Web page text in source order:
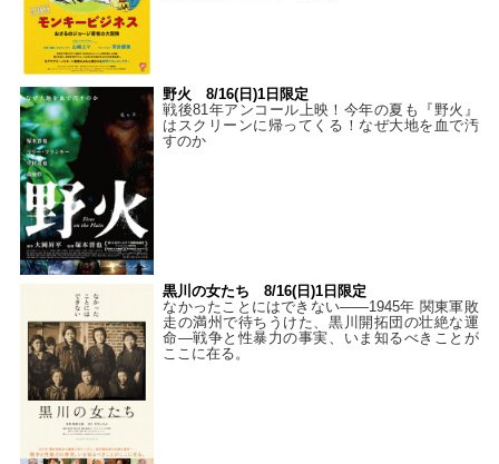
野火 8/16(日)1日限定
戦後81年アンコール上映！今年の夏も『野火』
はスクリーンに帰ってくる！なぜ大地を血で汚
すのか
黒川の女たち 8/16(日)1日限定
なかったことにはできない——1945年 関東軍敗
走の満州で待ちうけた、黒川開拓団の壮絶な運
命―戦争と性暴力の事実、いま知るべきことが
ここに在る。